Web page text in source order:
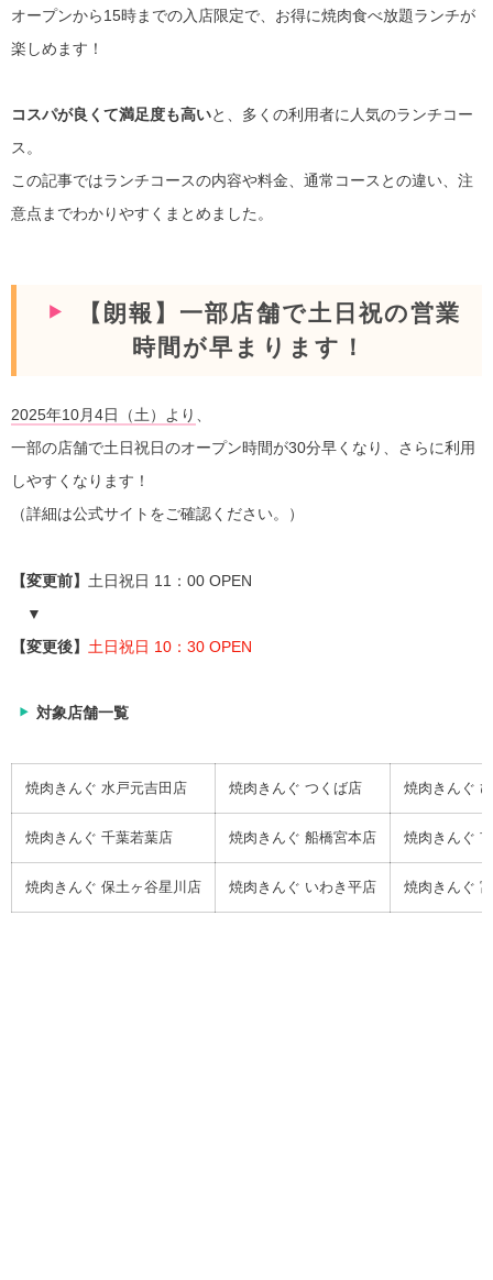
オープンから15時までの入店限定で、お得に焼肉食べ放題ランチが
楽しめます！
コスパが良くて満足度も高いと、多くの利用者に人気のランチコー
ス。
この記事ではランチコースの内容や料金、通常コースとの違い、注
意点までわかりやすくまとめました。
【朗報】一部店舗で土日祝の営業
時間が早まります！
2025年10月4日（土）より 、
一部の店舗で土日祝日のオープン時間が30分早くなり、さらに利用
しやすくなります！
（詳細は公式サイトをご確認ください。）
【変更前】 土日祝日 11：00 OPEN
▼
【変更後】 土日祝日 10：30 OPEN
対象店舗一覧
焼肉きんぐ 水戸元吉田店 焼肉きんぐ つくば店 焼肉きんぐ
焼肉きんぐ 千葉若葉店 焼肉きんぐ 船橋宮本店 焼肉きんぐ
焼肉きんぐ 保土ヶ谷星川店 焼肉きんぐ いわき平店 焼肉きんぐ